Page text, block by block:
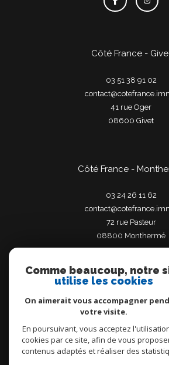
Côté France -
03 51 38 91 02
41 rue Oger
08600
givet
Côté France -
03 24 26 11 62
72 rue Pasteur
08800
monthermé
Adhérents
© 2026 | Tous droits réservés |
Comme beaucoup, notre
utilise les cookies
On aimerait vous accompagner
votre visite.
En poursuivant, vous acceptez
cookies par ce site, afin de vous
contenus adaptés et réaliser des